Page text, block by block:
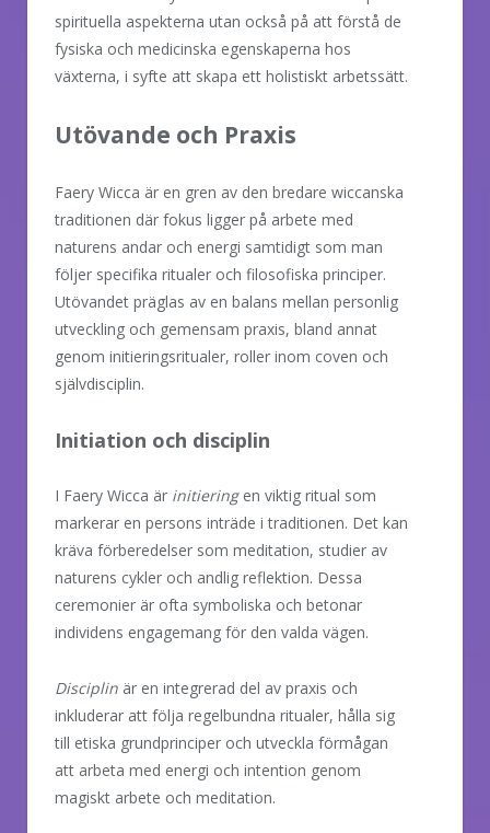
spirituella aspekterna utan också på att förstå de
fysiska och medicinska egenskaperna hos
växterna, i syfte att skapa ett holistiskt arbetssätt.
Utövande och Praxis
Faery Wicca är en gren av den bredare wiccanska
traditionen där fokus ligger på arbete med
naturens andar och energi samtidigt som man
följer specifika ritualer och filosofiska principer.
Utövandet präglas av en balans mellan personlig
utveckling och gemensam praxis, bland annat
genom initieringsritualer, roller inom coven och
självdisciplin.
Initiation och disciplin
I Faery Wicca är initieringen viktig ritual som
markerar en persons inträde i traditionen. Det kan
kräva förberedelser som meditation, studier av
naturens cykler och andlig reflektion. Dessa
ceremonier är ofta symboliska och betonar
individens engagemang för den valda vägen.
Disciplin är en integrerad del av praxis och
inkluderar att följa regelbundna ritualer, hålla sig
till etiska grundprinciper och utveckla förmågan
att arbeta med energi och intention genom
magiskt arbete och meditation.